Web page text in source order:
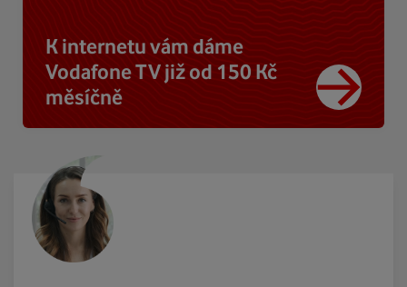
K internetu vám dáme
Vodafone TV již od 150 Kč
měsíčně